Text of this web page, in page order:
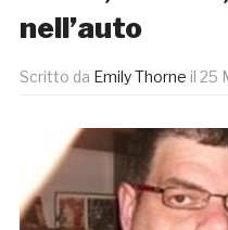
nell’auto
Scritto da Emily Thorne il 25